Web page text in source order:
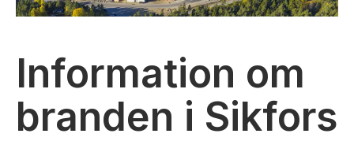
Information om
branden i Sikfors